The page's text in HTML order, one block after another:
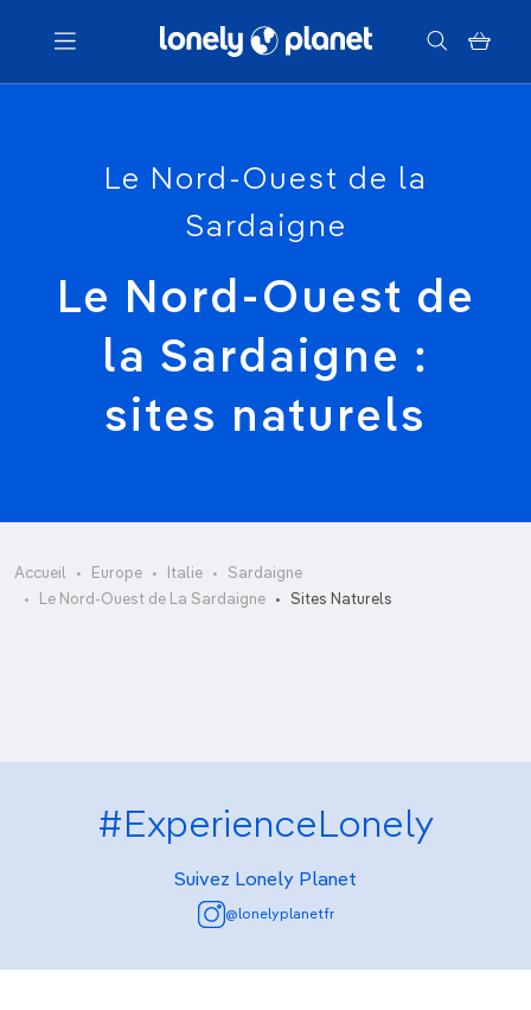
Menu
Votre recherche
Le Nord-Ouest de la
Sardaigne
Le Nord-Ouest de
la Sardaigne :
sites naturels
Accueil Europe Italie
Sardaigne
Le Nord-Ouest de La Sardaigne
Sites Naturels
Le parc national de l'Asinara
Réserve naturelle Le Prigionette
#ExperienceLonely
Suivez Lonely Planet
@lonelyplanetfr